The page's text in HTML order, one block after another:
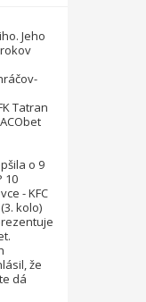
Jeho
Tatran
o 9
10
- KFC
kolo)
že
dá